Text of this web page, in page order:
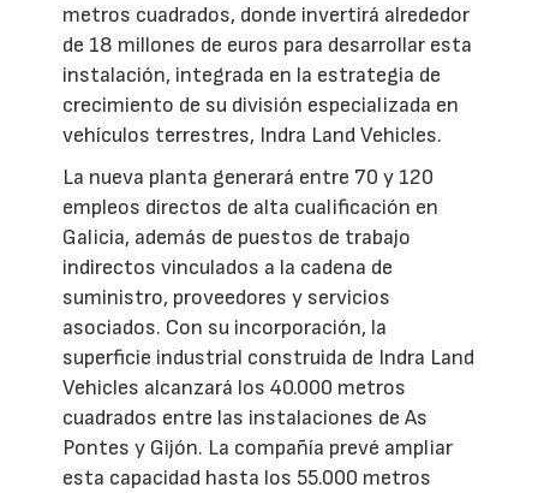
metros cuadrados, donde invertirá alrededor
de 18 millones de euros para desarrollar esta
instalación, integrada en la estrategia de
crecimiento de su división especializada en
vehículos terrestres, Indra Land Vehicles.
La nueva planta generará entre 70 y 120
empleos directos de alta cualificación en
Galicia, además de puestos de trabajo
indirectos vinculados a la cadena de
suministro, proveedores y servicios
asociados. Con su incorporación, la
superficie industrial construida de Indra Land
Vehicles alcanzará los 40.000 metros
cuadrados entre las instalaciones de As
Pontes y Gijón. La compañía prevé ampliar
esta capacidad hasta los 55.000 metros